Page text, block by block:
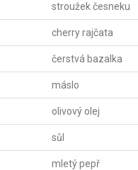
stroužek česneku
cherry rajčata
čerstvá bazalka
máslo
olivový olej
sůl
mletý pepř